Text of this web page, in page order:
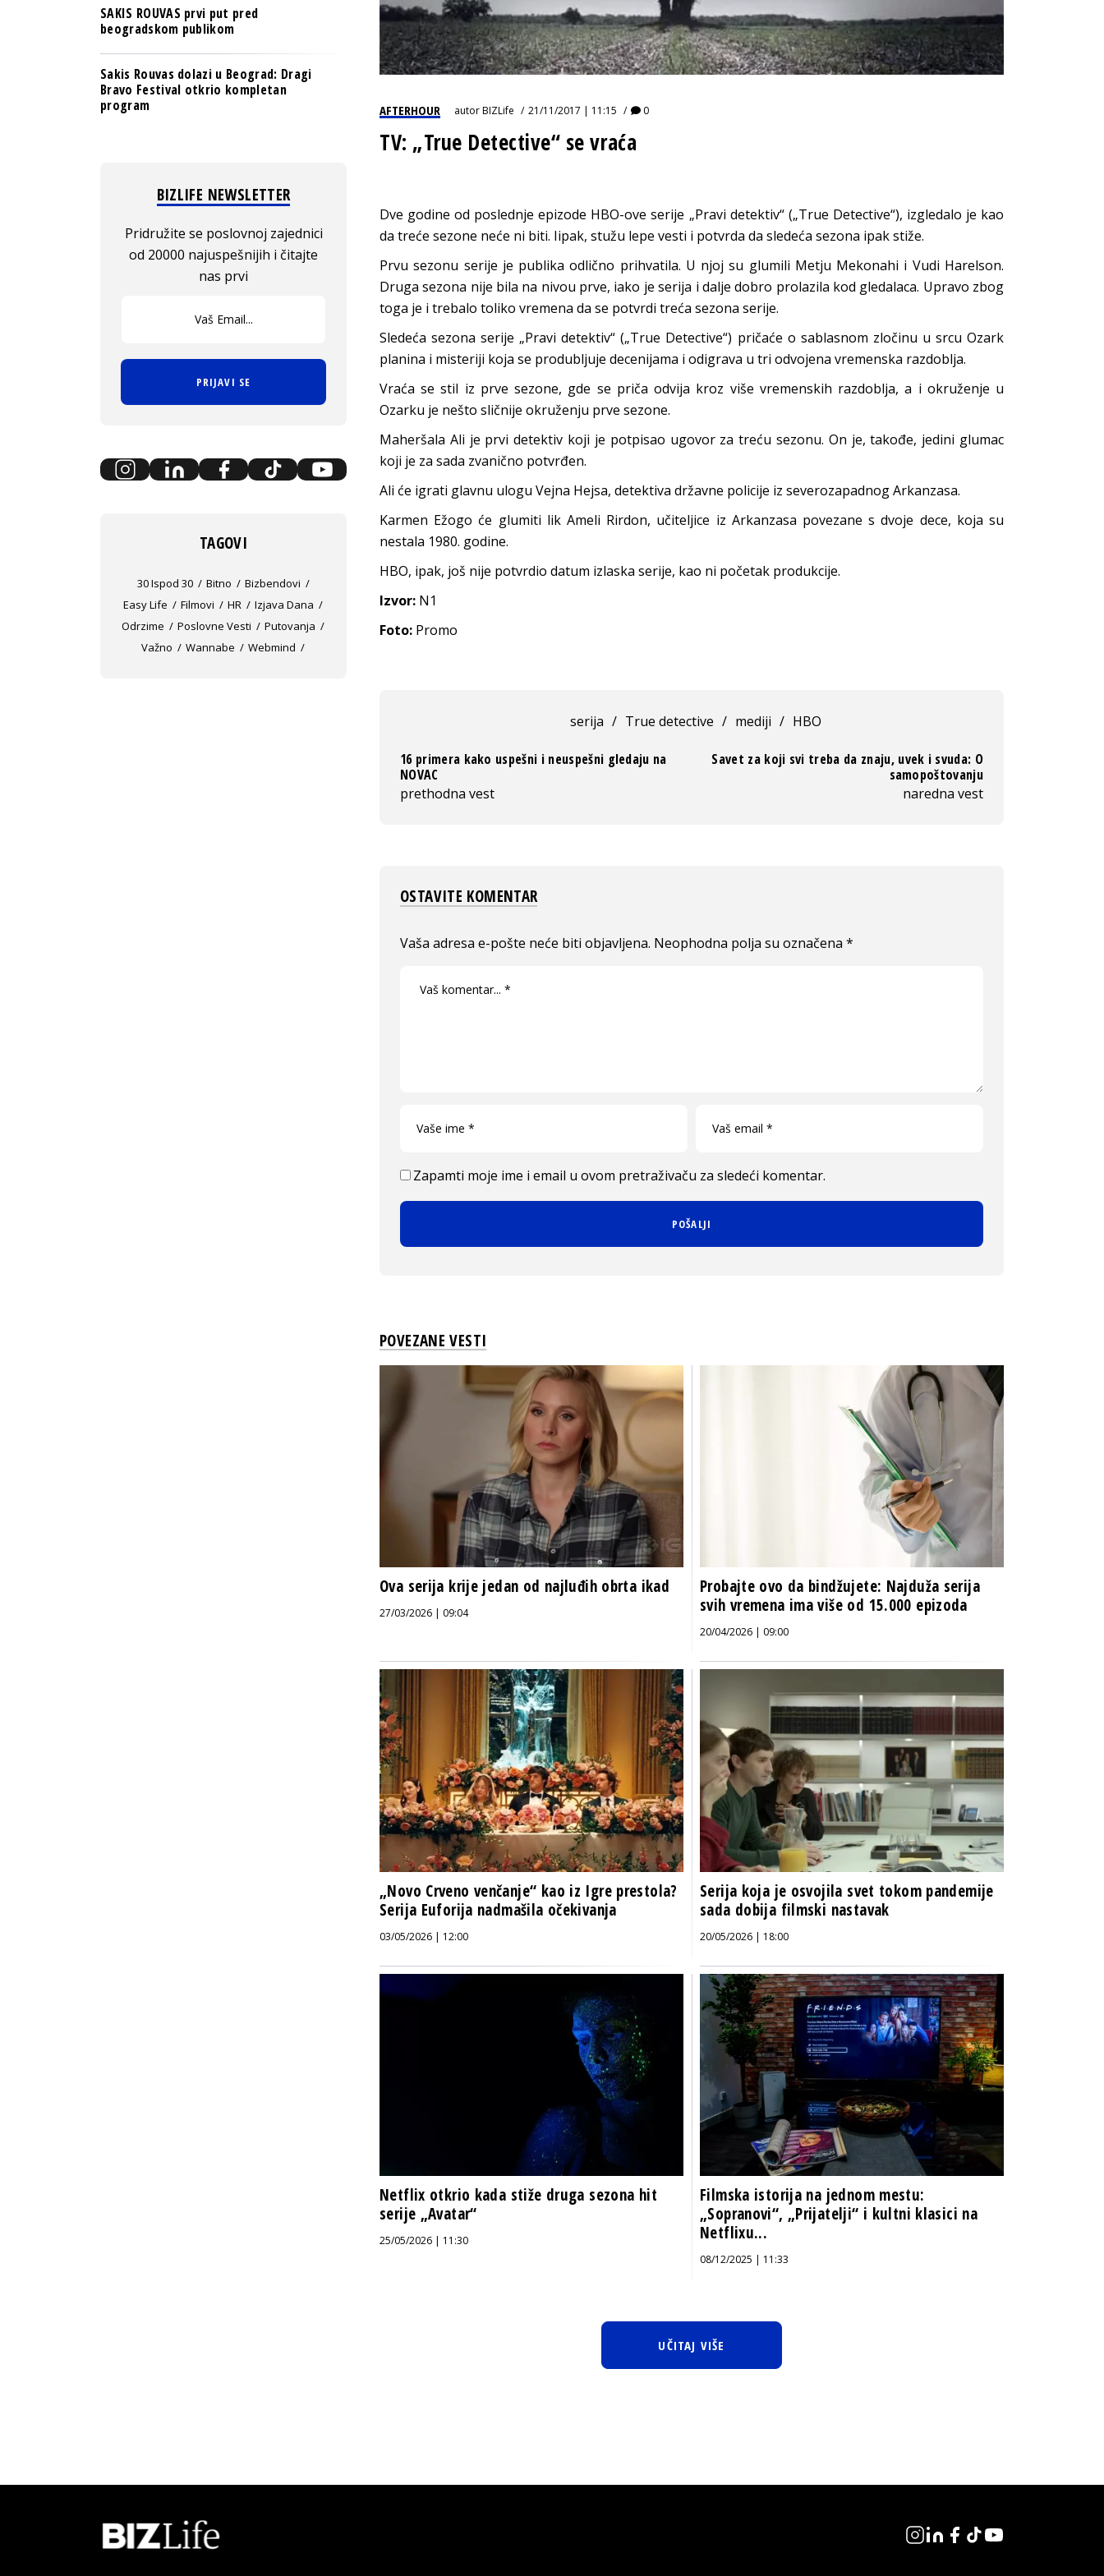
AFTERHOUR autorBIZLife 21/11/2017 | 11:15 0
TV: „True Detective“ se vraća
Dve godine od poslednje epizode HBO-ove serije „Pravi detektiv“ („True Detective“), izgledalo je kao
da treće sezone neće ni biti. Iipak, stužu lepe vesti i potvrda da sledeća sezona ipak stiže.
Prvu sezonu serije je publika odlično prihvatila. U njoj su glumili Metju Mekonahi i Vudi Harelson.
Druga sezona nije bila na nivou prve, iako je serija i dalje dobro prolazila kod gledalaca. Upravo zbog
toga je i trebalo toliko vremena da se potvrdi treća sezona serije.
Sledeća sezona serije „Pravi detektiv“ („True Detective“) pričaće o sablasnom zločinu u srcu Ozark
planina i misteriji koja se produbljuje decenijama i odigrava u tri odvojena vremenska razdoblja.
Vraća se stil iz prve sezone, gde se priča odvija kroz više vremenskih razdoblja, a i okruženje u
Ozarku je nešto sličnije okruženju prve sezone.
Maheršala Ali je prvi detektiv koji je potpisao ugovor za treću sezonu. On je, takođe, jedini glumac
koji je za sada zvanično potvrđen.
Ali će igrati glavnu ulogu Vejna Hejsa, detektiva državne policije iz severozapadnog Arkanzasa.
Karmen Ežogo će glumiti lik Ameli Rirdon, učiteljice iz Arkanzasa povezane s dvoje dece, koja su
nestala 1980. godine.
HBO, ipak, još nije potvrdio datum izlaska serije, kao ni početak produkcije.
Izvor: N1
Foto: Promo
serija / True detective / mediji / HBO
16 primera kako uspešni i neuspešni gledaju na
NOVAC
prethodna vest
Savet za koji svi treba da znaju, uvek i svuda: O
samopoštovanju
naredna vest
OSTAVITE KOMENTAR
Vaša adresa e-pošte neće biti objavljena. Neophodna polja su označena *
Zapamti moje ime i email u ovom pretraživaču za sledeći komentar.
POVEZANE VESTI
Ova serija krije jedan od najluđih obrta ikad
27/03/2026 | 09:04
Probajte ovo da bindžujete: Najduža serija
svih vremena ima više od 15.000 epizoda
20/04/2026 | 09:00
„Novo Crveno venčanje“ kao iz Igre prestola?
Serija Euforija nadmašila očekivanja
03/05/2026 | 12:00
Serija koja je osvojila svet tokom pandemije
sada dobija filmski nastavak
20/05/2026 | 18:00
Netflix otkrio kada stiže druga sezona hit
serije „Avatar“
25/05/2026 | 11:30
Filmska istorija na jednom mestu:
„Sopranovi“, „Prijatelji“ i kultni klasici na
Netflixu...
08/12/2025 | 11:33
UČITAJ VIŠE
SAKIS ROUVAS prvi put pred
beogradskom publikom
Sakis Rouvas dolazi u Beograd: Dragi
Bravo Festival otkrio kompletan
program
BIZLIFE NEWSLETTER
Pridružite se poslovnoj zajednici
od 20000 najuspešnijih i čitajte
nas prvi
PRIJAVI SE
TAGOVI
30 Ispod 30 Bitno
Bizbendovi
Easy Life
Filmovi HR
Izjava Dana
Odrzime
Poslovne Vesti
Putovanja
Važno
Wannabe Webmind